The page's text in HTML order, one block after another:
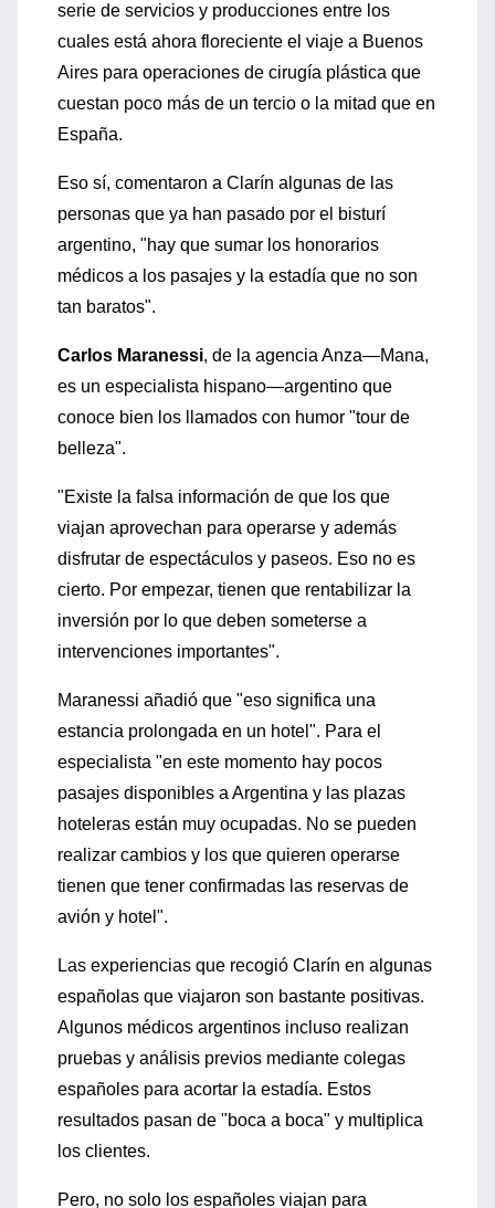
serie de servicios y producciones entre los
cuales está ahora floreciente el viaje a Buenos
Aires para operaciones de cirugía plástica que
cuestan poco más de un tercio o la mitad que en
España.
Eso sí, comentaron a Clarín algunas de las
personas que ya han pasado por el bisturí
argentino, "hay que sumar los honorarios
médicos a los pasajes y la estadía que no son
tan baratos".
Carlos Maranessi, de la agencia Anza—Mana,
es un especialista hispano—argentino que
conoce bien los llamados con humor "tour de
belleza".
"Existe la falsa información de que los que
viajan aprovechan para operarse y además
disfrutar de espectáculos y paseos. Eso no es
cierto. Por empezar, tienen que rentabilizar la
inversión por lo que deben someterse a
intervenciones importantes".
Maranessi añadió que "eso significa una
estancia prolongada en un hotel". Para el
especialista "en este momento hay pocos
pasajes disponibles a Argentina y las plazas
hoteleras están muy ocupadas. No se pueden
realizar cambios y los que quieren operarse
tienen que tener confirmadas las reservas de
avión y hotel".
Las experiencias que recogió Clarín en algunas
españolas que viajaron son bastante positivas.
Algunos médicos argentinos incluso realizan
pruebas y análisis previos mediante colegas
españoles para acortar la estadía. Estos
resultados pasan de "boca a boca" y multiplica
los clientes.
Pero, no solo los españoles viajan para